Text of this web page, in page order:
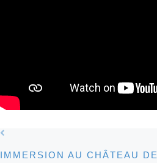
Post navigation
IMMERSION AU CHÂTEAU DE